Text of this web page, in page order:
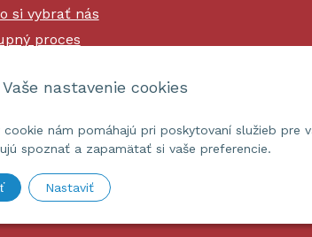
Vaše nastavenie cookies
cookie nám pomáhajú pri poskytovaní služieb pre
spoznať a zapamätať si vaše preferencie.
Nastaviť
si vybrať nás
proces
a doprava
poriadok
• tvorba eshopu cez UNIobchod